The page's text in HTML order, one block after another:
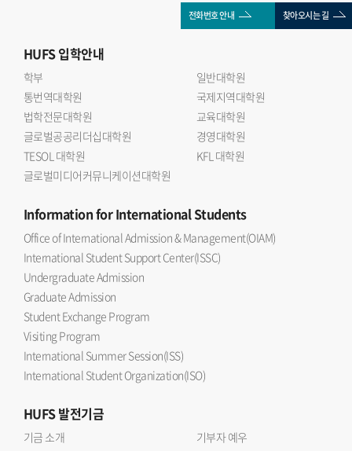
전화번호 안내 찾아오시는 길
HUFS입학안내
학부
일반대학원
통번역대학원
국제지역대학원
법학전문대학원
교육대학원
글로벌공공리더십대학원
경영대학원
TESOL 대학원
KFL 대학원
글로벌미디어커뮤니케이션대학원
Informationfor International Students
Office of International Admission & Management(OIAM)
International Student Support Center(ISSC)
Undergraduate Admission
Graduate Admission
Student Exchange Program
Visiting Program
International Summer Session(ISS)
International Student Organization(ISO)
HUFS발전기금
기금 소개
기부자 예우